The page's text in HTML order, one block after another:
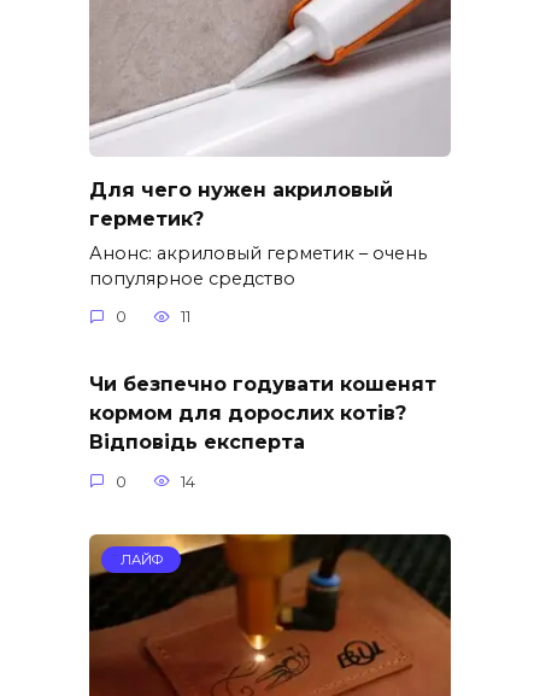
Для чего нужен акриловый
герметик?
Анонс: акриловый герметик – очень
популярное средство
0 11
Чи безпечно годувати кошенят
кормом для дорослих котів?
Відповідь експерта
0 14
ЛАЙФ